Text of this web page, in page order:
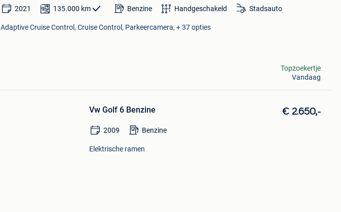
2021 135.000 km Benzine Handgeschakeld Stadsauto
Adaptive Cruise Control, Cruise Control, Parkeercamera, + 37 opties
Topzoekertje
Vandaag
Vw Golf 6 Benzine € 2.650,-
2009 Benzine
Elektrische ramen